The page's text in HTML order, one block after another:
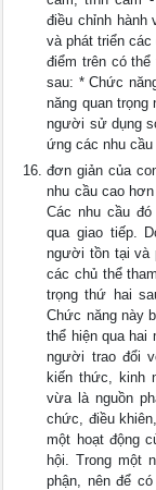
điều chỉnh hành
và phát triển
điểm trên có
sau: * Chức
năng quan
người sử dụng
ứng các nhu cầu
đơn giản của
nhu cầu cao
Các nhu cầu
qua giao tiếp.
người tồn tại và
các chủ thể
trọng thứ hai
Chức năng này
thể hiện qua hai
người trao đổi
kiến thức, kinh
vừa là nguồn
chức, điều
một hoạt động
hội. Trong một
phận, nên để